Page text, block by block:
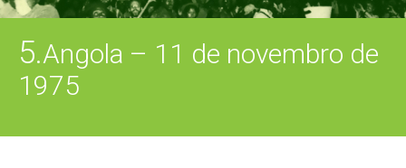
5.Angola – 11 de novembro de
1975